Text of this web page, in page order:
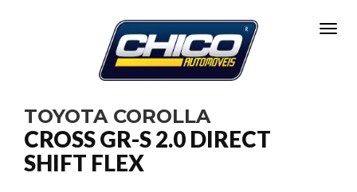
TOYOTA COROLLA
CROSS GR-S 2.0 DIRECT
SHIFT FLEX